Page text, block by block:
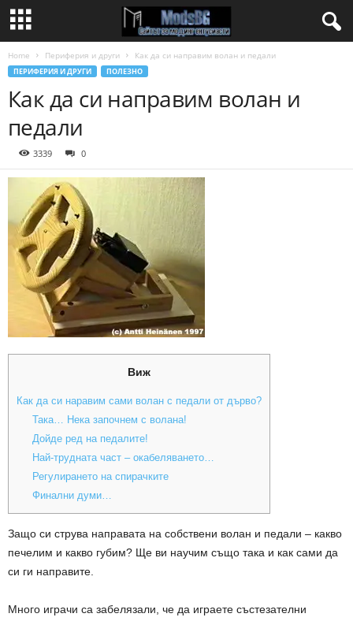
Home Периферия и други Как да си направим волан и педали
ПЕРИФЕРИЯ И ДРУГИ ПОЛЕЗНО
Как да си направим волан и
педали
3339 0
Виж
Как да си наравим сами волан с педали от дърво?
Така… Нека започнем с волана!
Дойде ред на педалите!
Най-трудната част – окабеляването…
Регулирането на спирачките
Финални думи…
Защо си струва направата на собствени волан и педали – какво
печелим и какво губим? Ще ви научим също така и как сами да
си ги направите.
Много играчи са забелязали, че да играете състезателни